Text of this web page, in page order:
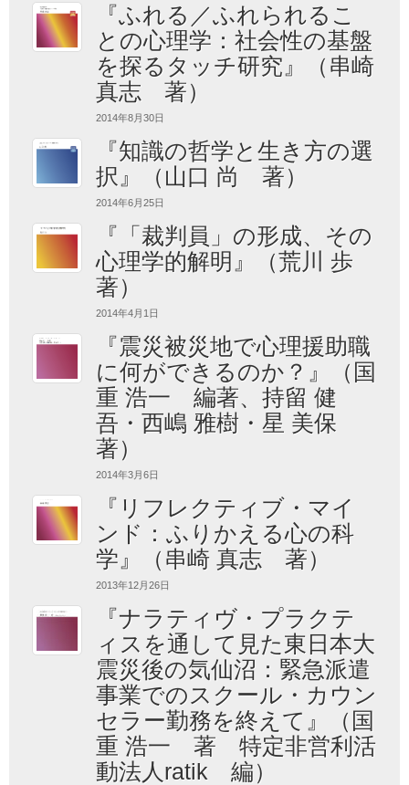
『ふれる／ふれられるこ
との心理学：社会性の基盤
を探るタッチ研究』（串崎
真志 著）
2014年8月30日
『知識の哲学と生き方の選
択』（山口 尚 著）
2014年6月25日
『「裁判員」の形成、その
心理学的解明』（荒川 歩
著）
2014年4月1日
『震災被災地で心理援助職
に何ができるのか？』（国
重 浩一 編著、持留 健
吾・西嶋 雅樹・星 美保
著）
2014年3月6日
『リフレクティブ・マイ
ンド：ふりかえる心の科
学』（串崎 真志 著）
2013年12月26日
『ナラティヴ・プラクテ
ィスを通して見た東日本大
震災後の気仙沼：緊急派遣
事業でのスクール・カウン
セラー勤務を終えて』（国
重 浩一 著 特定非営利活
動法人ratik 編）